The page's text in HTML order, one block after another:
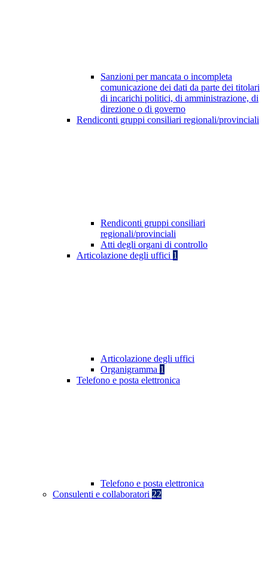
Sanzioni per mancata o incompleta
comunicazione dei dati da parte dei titolari
di incarichi politici, di amministrazione, di
direzione o di governo
Rendiconti gruppi consiliari regionali/provinciali
Rendiconti gruppi consiliari
regionali/provinciali
Atti degli organi di controllo
Articolazione degli uffici 1
Articolazione degli uffici
Organigramma 1
Telefono e posta elettronica
Telefono e posta elettronica
Consulenti e collaboratori 22